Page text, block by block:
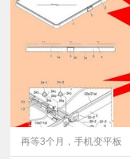
科
普再等3个月，手机变平板